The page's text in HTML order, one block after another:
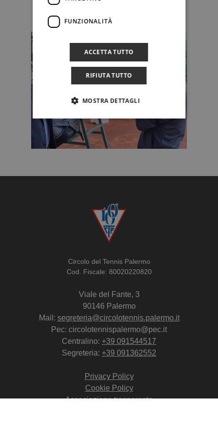
Circolo del Tennis Palermo
Cod. Fiscale: 80020220820
Viale del Fante, 3
90146 Palermo
Mail: segreteria@circolotennis.palermo.it
Pec: circolotennispalermo@pec.it
Centralino: +39 091544517
Segreteria: +39 091362552
Privacy Policy
Cookie Policy
Associazione trasparente
FUNZIONALITÀ
ACCETTA TUTTO
RIFIUTA TUTTO
MOSTRA DETTAGLI